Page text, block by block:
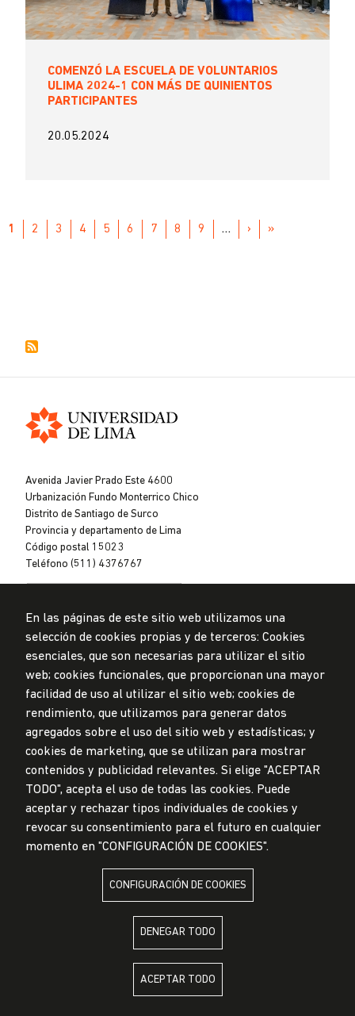
COMENZÓ LA ESCUELA DE VOLUNTARIOS
ULIMA 2024-1 CON MÁS DE QUINIENTOS
PARTICIPANTES
20.05.2024
Paginación
PÁGINA
1 PAGE
2 PAGE
3 PAGE
4 PAGE
5 PAGE
6 PAGE
7 PAGE
8 PAGE
9 …
SIGUIENTE
›
ÚLTIMA
»
de
Lima
Avenida Javier Prado Este 4600
Urbanización Fundo Monterrico Chico
Distrito de Santiago de Surco
Provincia y departamento de Lima
Código postal 15023
Teléfono (511) 4376767
Privacidad de datos personales
Mesa de partes
© Universidad de Lima, 2024
Todos los derechos reservados
Diseñado por Partners
LA UNIVERSIDAD DE LIMA ES MIEMBRO DE
En las páginas de este sitio web utilizamos una
selección de cookies propias y de terceros: Cookies
esenciales, que son necesarias para utilizar el sitio
web; cookies funcionales, que proporcionan una mayor
facilidad de uso al utilizar el sitio web; cookies de
rendimiento, que utilizamos para generar datos
agregados sobre el uso del sitio web y estadísticas; y
cookies de marketing, que se utilizan para mostrar
contenidos y publicidad relevantes. Si elige "ACEPTAR
TODO", acepta el uso de todas las cookies. Puede
aceptar y rechazar tipos individuales de cookies y
revocar su consentimiento para el futuro en cualquier
momento en "CONFIGURACIÓN DE COOKIES".
CONFIGURACIÓN DE COOKIES
DENEGAR TODO
ACEPTAR TODO